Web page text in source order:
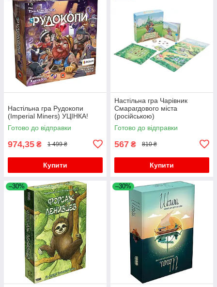
Настільна гра Рудокопи
(Imperial Miners) УЦІНКА!
Готово до відправки
974,35 ₴ 1 499 ₴
Купити
Настільна гра Чарівник
Смарагдового міста
(російською)
Готово до відправки
567 ₴ 810 ₴
Купити
–30% –30%